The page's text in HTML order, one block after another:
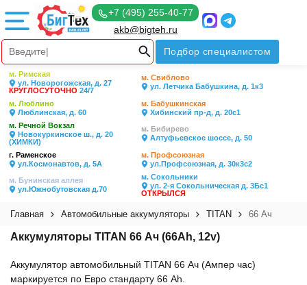
+7 (495) 255-40-77
akb@bigteh.ru
Подбор специалистом
м. Римская
ул. Новорогожская, д. 27
КРУГЛОСУТОЧНО 24/7
м. Свиблово
ул. Летчика Бабушкина, д. 1к3
м. Люблино
Люблинская, д. 60
м. Бабушкинская
Хибинский пр-д, д. 20с1
м. Речной Вокзал
Новокуркинское ш., д. 20
(ХИМКИ)
м. Бибирево
Алтуфьевское шоссе, д. 50
г. Раменское
ул.Космонавтов, д. 5А
м. Профсоюзная
ул.Профсоюзная, д. 30к3с2
м. Бунинская аллея
ул.Южнобутовская д.70
м. Сокольники
ул. 2-я Сокольническая д. 3Бс1
ОТКРЫЛСЯ
Главная Автомобильные аккумуляторы TITAN 66 Ач
Аккумуляторы TITAN 66 Ач (66Ah, 12v)
Аккумулятор автомобильный TITAN 66 Ач (Ампер час)
маркируется по Евро стандарту 66 Ah.